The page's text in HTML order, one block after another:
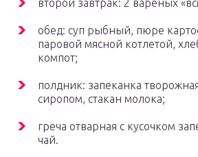
второй завтрак: 2 вареных
обед: суп рыбный, пюре
паровой мясной котлетой,
компот;
полдник: запеканка
сиропом, стакан молока;
греча отварная с кусочком
чай.